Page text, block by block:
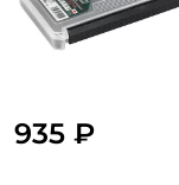
935 ₽